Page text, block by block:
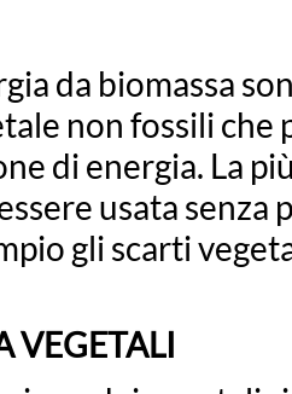
da biomassa
non fossili
di energia. La
usata
gli scarti
VEGETALI